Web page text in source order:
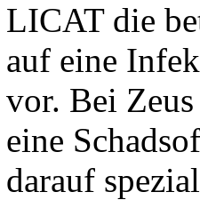
LICAT die
auf eine
vor. Bei
eine
darauf